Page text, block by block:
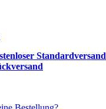
Standardversand